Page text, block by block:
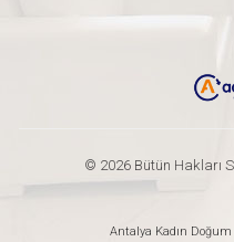
© 2026 Bütün Hakları
Antalya Kadın Doğum